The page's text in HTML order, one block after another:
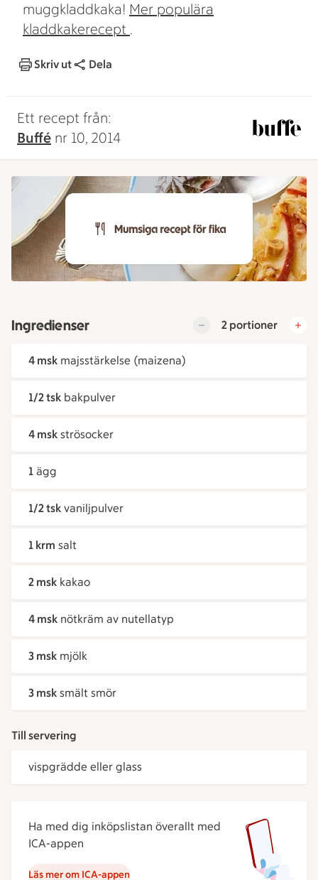
muggkladdkaka! Mer populära
kladdkakerecept .
Skriv ut Dela
Ett recept från:
Buffé nr 10, 2014
Ingredienser 2 portioner
4 msk majsstärkelse (maizena)
1/2 tsk bakpulver
4 msk strösocker
1 ägg
1/2 tsk vaniljpulver
1 krm salt
2 msk kakao
4 msk nötkräm av nutellatyp
3 msk mjölk
3 msk smält smör
Till servering
vispgrädde eller glass
Ha med dig inköpslistan överallt med
ICA-appen
Läs mer om ICA-appen